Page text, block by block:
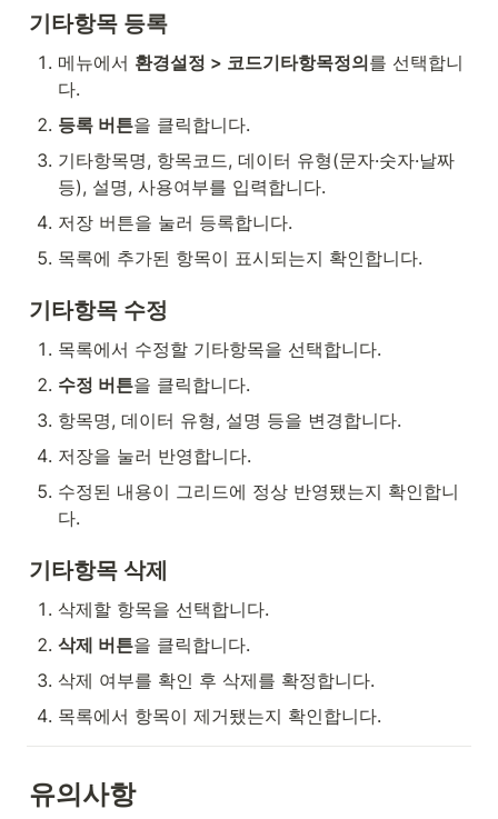
기타항목 등록
메뉴에서 환경설정 > 코드기타항목정의를 선택합니
다.
등록 버튼을 클릭합니다.
기타항목명, 항목코드, 데이터 유형(문자·숫자·날짜
등), 설명, 사용여부를 입력합니다.
저장 버튼을 눌러 등록합니다.
목록에 추가된 항목이 표시되는지 확인합니다.
기타항목 수정
목록에서 수정할 기타항목을 선택합니다.
수정 버튼을 클릭합니다.
항목명, 데이터 유형, 설명 등을 변경합니다.
저장을 눌러 반영합니다.
수정된 내용이 그리드에 정상 반영됐는지 확인합니
다.
기타항목 삭제
삭제할 항목을 선택합니다.
삭제 버튼을 클릭합니다.
삭제 여부를 확인 후 삭제를 확정합니다.
목록에서 항목이 제거됐는지 확인합니다.
유의사항